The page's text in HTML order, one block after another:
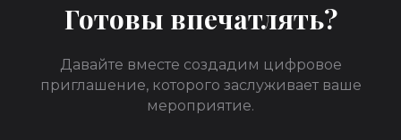
Готовы впечатлять?
Давайте вместе создадим цифровое
приглашение, которого заслуживает ваше
мероприятие.